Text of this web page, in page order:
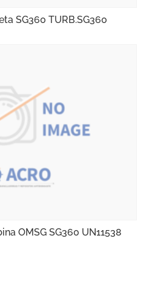
SG360 TURB.SG360
OMSG SG360 UN11538